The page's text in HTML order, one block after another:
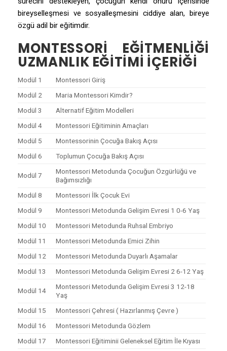
bireyselleşmesi ve sosyalleşmesini ciddiye alan, bireye
özgü adil bir eğitimdir.
MONTESSORI EĞITMENLIĞI
UZMANLIK EĞITIMI İÇERIĞI
Modül 1
Montessori Giriş
Modül 2
Maria Montessori Kimdir?
Modül 3
Alternatif Eğitim Modelleri
Modül 4
Montessori Eğitiminin Amaçları
Modül 5
Montessorinin Çocuğa Bakış Açısı
Modül 6
Toplumun Çocuğa Bakış Açısı
Modül 7
Montessori Metodunda Çocuğun Özgürlüğü ve
Bağımsızlığı
Modül 8
Montessori İlk Çocuk Evi
Modül 9
Montessori Metodunda Gelişim Evresi 1 0-6 Yaş
Modül 10
Montessori Metodunda Ruhsal Embriyo
Modül 11
Montessori Metodunda Emici Zihin
Modül 12
Montessori Metodunda Duyarlı Aşamalar
Modül 13
Montessori Metodunda Gelişim Evresi 2 6-12 Yaş
Modül 14
Montessori Metodunda Gelişim Evresi 3 12-18
Yaş
Modül 15
Montessori Çehresi ( Hazırlanmış Çevre )
Modül 16
Montessori Metodunda Gözlem
Modül 17
Montessori Eğitiminii Geleneksel Eğitim İle Kıyası